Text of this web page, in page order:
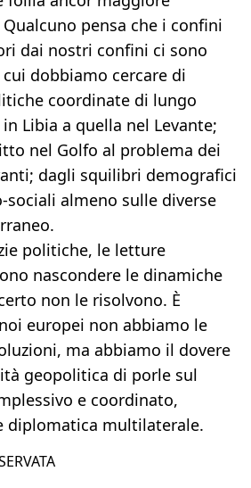
Qualcuno pensa che i confini
dai nostri confini ci sono
dobbiamo cercare di
coordinate di lungo
Libia a quella nel Levante;
nel Golfo al problema dei
dagli squilibri demografici
sociali almeno sulle diverse
politiche, le letture
nascondere le dinamiche
non le risolvono. È
europei non abbiamo le
ma abbiamo il dovere
geopolitica di porle sul
e coordinato,
diplomatica multilaterale.